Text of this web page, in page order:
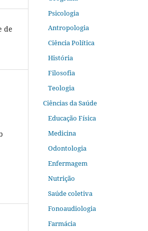
de
Psicologia
Antropologia
Ciência Política
História
Filosofia
Teologia
Ciências da Saúde
Educação Física
Medicina
Odontologia
Enfermagem
Nutrição
Saúde coletiva
Fonoaudiologia
Farmácia